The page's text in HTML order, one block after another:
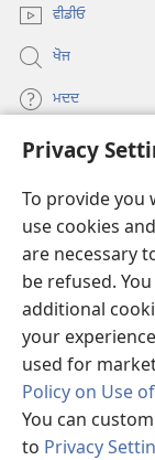
Privacy
To provide you
use cookies
are necessary
be refused.
additional
your
used for
Policy on Use
You can
to Privacy
ਵੀਡੀਓ
ਖੋਜ
ਮਦਦ
ਦਾਨ
new
window)Watchtower
(opens
new
window)JW Hub
(opens
new
window)
®
Copyright© 2026